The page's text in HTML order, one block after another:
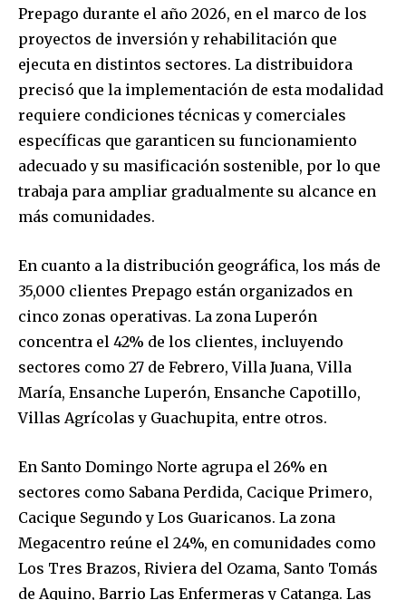
Prepago durante el año 2026, en el marco de los
proyectos de inversión y rehabilitación que
ejecuta en distintos sectores. La distribuidora
precisó que la implementación de esta modalidad
requiere condiciones técnicas y comerciales
específicas que garanticen su funcionamiento
adecuado y su masificación sostenible, por lo que
trabaja para ampliar gradualmente su alcance en
más comunidades.
En cuanto a la distribución geográfica, los más de
35,000 clientes Prepago están organizados en
cinco zonas operativas. La zona Luperón
concentra el 42% de los clientes, incluyendo
sectores como 27 de Febrero, Villa Juana, Villa
María, Ensanche Luperón, Ensanche Capotillo,
Villas Agrícolas y Guachupita, entre otros.
En Santo Domingo Norte agrupa el 26% en
sectores como Sabana Perdida, Cacique Primero,
Cacique Segundo y Los Guaricanos. La zona
Megacentro reúne el 24%, en comunidades como
Los Tres Brazos, Riviera del Ozama, Santo Tomás
de Aquino, Barrio Las Enfermeras y Catanga. Las